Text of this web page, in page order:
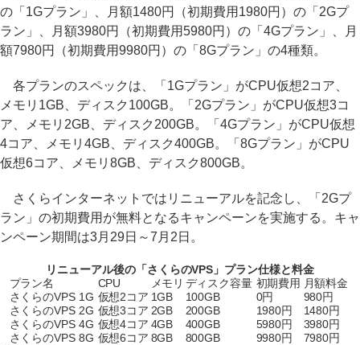
の「1Gプラン」、月額1480円（初期費用1980円）の「2Gプ
ラン」、月額3980円（初期費用5980円）の「4Gプラン」、月
額7980円（初期費用9980円）の「8Gプラン」の4種類。
各プランのスペックは、「1Gプラン」がCPU仮想2コア、
メモリ1GB、ディスク100GB。「2Gプラン」がCPU仮想3コ
ア、メモリ2GB、ディスク200GB。「4Gプラン」がCPU仮想
4コア、メモリ4GB、ディスク400GB。「8Gプラン」がCPU
仮想6コア、メモリ8GB、ディスク800GB。
さくらインターネットではリニューアルを記念し、「2Gプ
ラン」の初期費用が無料となるキャンペーンを実施する。キャ
ンペーン期間は3月29日～7月2日。
リニューアル後の「さくらのVPS」プラン仕様と料金
プラン名
CPU メモリ ディスク容量 初期費用 月額料金
さくらのVPS 1G 仮想2コア 1GB 100GB 0円
980円
さくらのVPS 2G 仮想3コア 2GB 200GB 1980円
1480円
さくらのVPS 4G 仮想4コア 4GB 400GB 5980円
3980円
さくらのVPS 8G 仮想6コア 8GB 800GB 9980円 7980円